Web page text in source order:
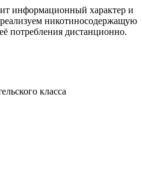
информационный характер и
никотиносодержащую
потребления дистанционно.
класса